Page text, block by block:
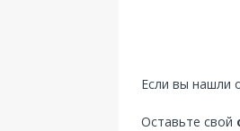
Если вы нашли
Оставьте свой